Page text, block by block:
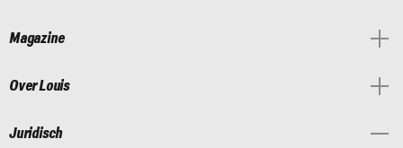
Magazine
Over Louis
Juridisch